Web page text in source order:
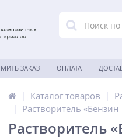
ЗАКАЗ ОПЛАТА
Каталог товаров
Растворитель
Растворитель